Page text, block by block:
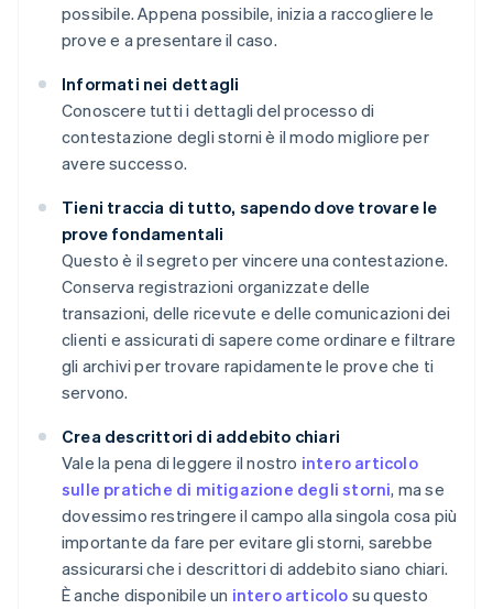
possibile. Appena possibile, inizia a raccogliere le
prove e a presentare il caso.
Informati nei dettagli
Conoscere tutti i dettagli del processo di
contestazione degli storni è il modo migliore per
avere successo.
Tieni traccia di tutto, sapendo dove trovare le
prove fondamentali
Questo è il segreto per vincere una contestazione.
Conserva registrazioni organizzate delle
transazioni, delle ricevute e delle comunicazioni dei
clienti e assicurati di sapere come ordinare e filtrare
gli archivi per trovare rapidamente le prove che ti
servono.
Crea descrittori di addebito chiari
Vale la pena di leggere il nostro intero articolo
sulle pratiche di mitigazione degli storni, ma se
dovessimo restringere il campo alla singola cosa più
importante da fare per evitare gli storni, sarebbe
assicurarsi che i descrittori di addebito siano chiari.
È anche disponibile un intero articolo su questo